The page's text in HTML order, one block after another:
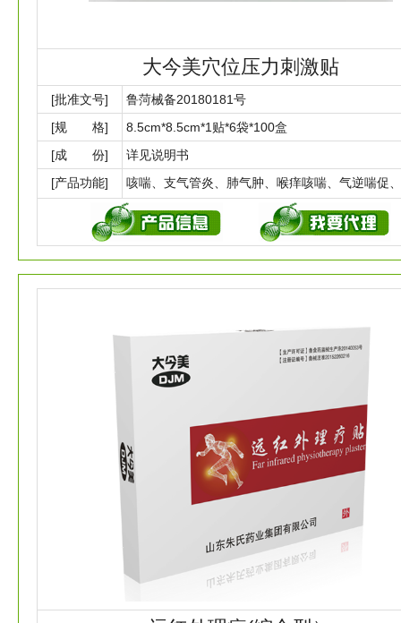
大今美穴位压力刺激贴
[批准文号]
鲁菏械备20180181号
[规 格]
8.5cm*8.5cm*1贴*6袋*100盒
[成 份]
详见说明书
[产品功能]